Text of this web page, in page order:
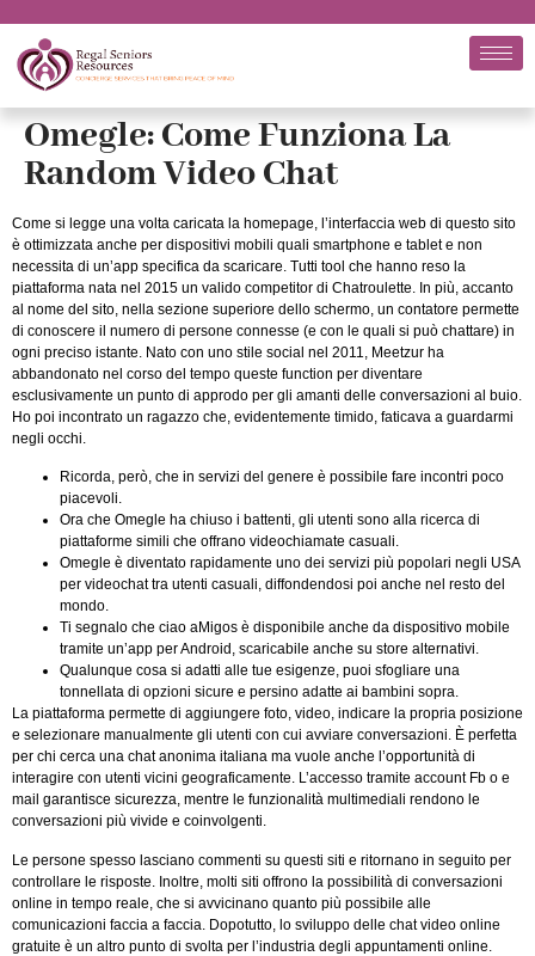
Omegle: Come Funziona La
Random Video Chat
Come si legge una volta caricata la homepage, l’interfaccia web di questo sito
è ottimizzata anche per dispositivi mobili quali smartphone e tablet e non
necessita di un’app specifica da scaricare. Tutti tool che hanno reso la
piattaforma nata nel 2015 un valido competitor di Chatroulette. In più, accanto
al nome del sito, nella sezione superiore dello schermo, un contatore permette
di conoscere il numero di persone connesse (e con le quali si può chattare) in
ogni preciso istante. Nato con uno stile social nel 2011, Meetzur ha
abbandonato nel corso del tempo queste function per diventare
esclusivamente un punto di approdo per gli amanti delle conversazioni al buio.
Ho poi incontrato un ragazzo che, evidentemente timido, faticava a guardarmi
negli occhi.
Ricorda, però, che in servizi del genere è possibile fare incontri poco
piacevoli.
Ora che Omegle ha chiuso i battenti, gli utenti sono alla ricerca di
piattaforme simili che offrano videochiamate casuali.
Omegle è diventato rapidamente uno dei servizi più popolari negli USA
per videochat tra utenti casuali, diffondendosi poi anche nel resto del
mondo.
Ti segnalo che ciao aMigos è disponibile anche da dispositivo mobile
tramite un’app per Android, scaricabile anche su store alternativi.
Qualunque cosa si adatti alle tue esigenze, puoi sfogliare una
tonnellata di opzioni sicure e persino adatte ai bambini sopra.
La piattaforma permette di aggiungere foto, video, indicare la propria posizione
e selezionare manualmente gli utenti con cui avviare conversazioni. È perfetta
per chi cerca una chat anonima italiana ma vuole anche l’opportunità di
interagire con utenti vicini geograficamente. L’accesso tramite account Fb o e
mail garantisce sicurezza, mentre le funzionalità multimediali rendono le
conversazioni più vivide e coinvolgenti.
Le persone spesso lasciano commenti su questi siti e ritornano in seguito per
controllare le risposte. Inoltre, molti siti offrono la possibilità di conversazioni
online in tempo reale, che si avvicinano quanto più possibile alle
comunicazioni faccia a faccia. Dopotutto, lo sviluppo delle chat video online
gratuite è un altro punto di svolta per l’industria degli appuntamenti online.